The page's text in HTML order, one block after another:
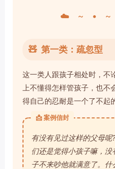
☁️ ~ •
🧸 第一类：疏忽型
这一类人跟孩子相处时，不
上不懂得怎样管孩子，也
得自己的忍耐是一个了不起
📩 案例信封
有没有见过这样的父母
们还是觉得小孩子嘛，
子不来吵他就满意了。